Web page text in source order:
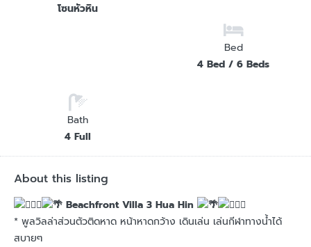
โซนหัวหิน
Bed
4 Bed / 6 Beds
Bath
4 Full
About this listing
Beachfront Villa 3 Hua Hin
* พูลวิลล่าส่วนตัวติดหาด หน้าหาดกว้าง เดินเล่น เล่นกีฬาทางน้ำได้
สบายๆ